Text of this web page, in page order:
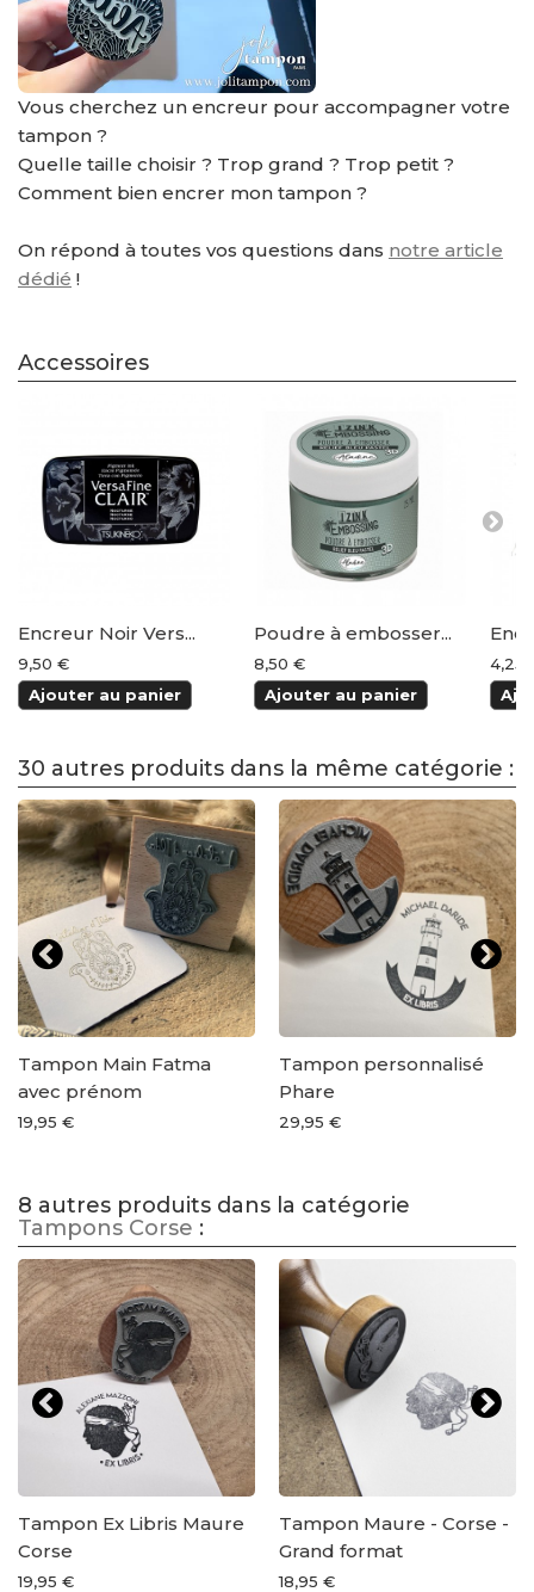
Vous cherchez un encreur pour accompagner votre
tampon ?
Quelle taille choisir ? Trop grand ? Trop petit ?
Comment bien encrer mon tampon ?
On répond à toutes vos questions dans notre article
dédié !
Accessoires
Encreur Noir Vers...
9,50 €
Ajouter au panier
Poudre à embosser...
8,50 €
Ajouter au panier
4,25
30 autres produits dans la même catégorie :
Tampon Main Fatma
avec prénom
19,95 €
Tampon personnalisé
Phare
29,95 €
8 autres produits dans la catégorie
Tampons Corse :
Tampon Ex Libris Maure
Corse
19,95 €
Tampon Maure - Corse -
Grand format
18,95 €